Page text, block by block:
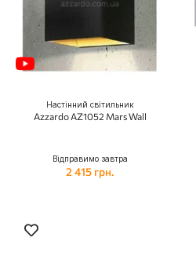
Настінний світильник
Azzardo AZ1052 Mars Wall
Відправимо завтра
2 415 грн.